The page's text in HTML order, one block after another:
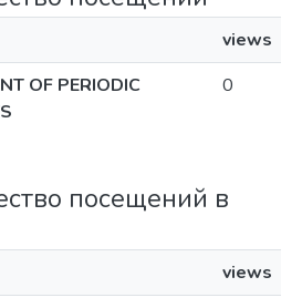
views
OF PERIODIC
0
посещений в
views